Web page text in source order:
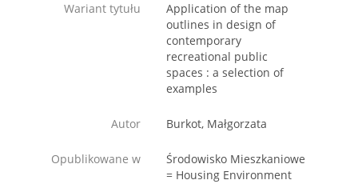
Wariant tytułu
Application of the map
outlines in design of
contemporary
recreational public
spaces : a selection of
examples
Autor Burkot, Małgorzata
Opublikowane w
Środowisko Mieszkaniowe
= Housing Environment